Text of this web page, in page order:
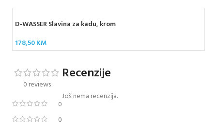
D-WASSER Slavina za kadu, krom
178,50KM
0 reviews
0
0
Recenzije
Još nema recenzija.